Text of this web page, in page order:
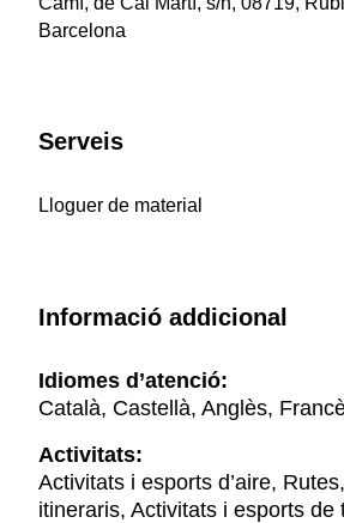
Barcelona
Serveis
Lloguer de material
Informació addicional
Idiomes d’atenció:
Català, Castellà, Anglès,
Activitats:
Activitats i esports d’aire,
itineraris, Activitats i esports de